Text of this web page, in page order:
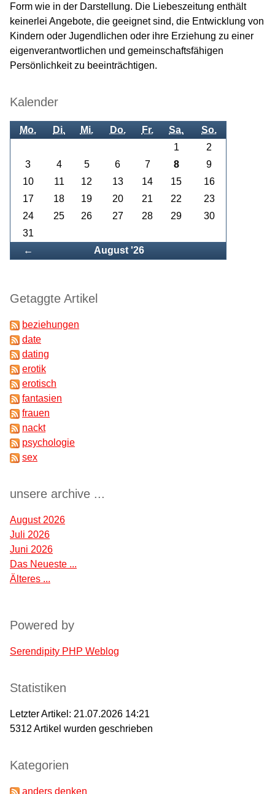
Form wie in der Darstellung. Die Liebeszeitung enthält
keinerlei Angebote, die geeignet sind, die Entwicklung von
Kindern oder Jugendlichen oder ihre Erziehung zu einer
eigenverantwortlichen und gemeinschaftsfähigen
Persönlichkeit zu beeinträchtigen.
Kalender
Mo. Di. Mi. Do. Fr. Sa. So.
← August '26
1
2
3
4 5 6 7 8
9
10
11 12 13 14 15
16
17
18 19 20 21 22
23
24
25 26 27 28 29
30
31
Getaggte Artikel
beziehungen
date
dating
erotik
erotisch
fantasien
frauen
nackt
psychologie
sex
unsere archive ...
August 2026
Juli 2026
Juni 2026
Das Neueste ...
Älteres ...
Powered by
Serendipity PHP Weblog
Statistiken
Letzter Artikel: 21.07.2026 14:21
5312 Artikel wurden geschrieben
Kategorien
anders denken